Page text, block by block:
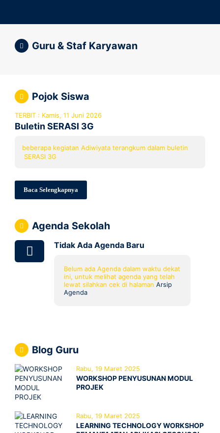
Guru & Staf Karyawan
Pojok Siswa
TERBIT : Kamis, 11 Juni 2026
Buletin SERASI 3G
beberapa kegiatan Adiwiyata terangkum dalam buletin
SERASI 3G
Baca Selengkapnya
Agenda Sekolah
Tidak Ada Agenda Baru
Belum ada Agenda dalam waktu dekat
ini, untuk melihat agenda yang telah
lewat silahkan cek di halaman Arsip
Agenda
Blog Guru
Rabu, 19 Maret 2025
WORKSHOP PENYUSUNAN MODUL
PROJEK
Rabu, 19 Maret 2025
LEARNING TECHNOLOGY WORKSHOP